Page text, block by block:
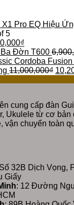
Pro EQ Hiệu
5
₫
Ba Đờn T600
Cordoba
11,000,000₫
cung cấp đàn
Ukulele từ cơ bản
vận chuyển toàn
32B Dịch Vọng,
Giấy
: 12 Đường